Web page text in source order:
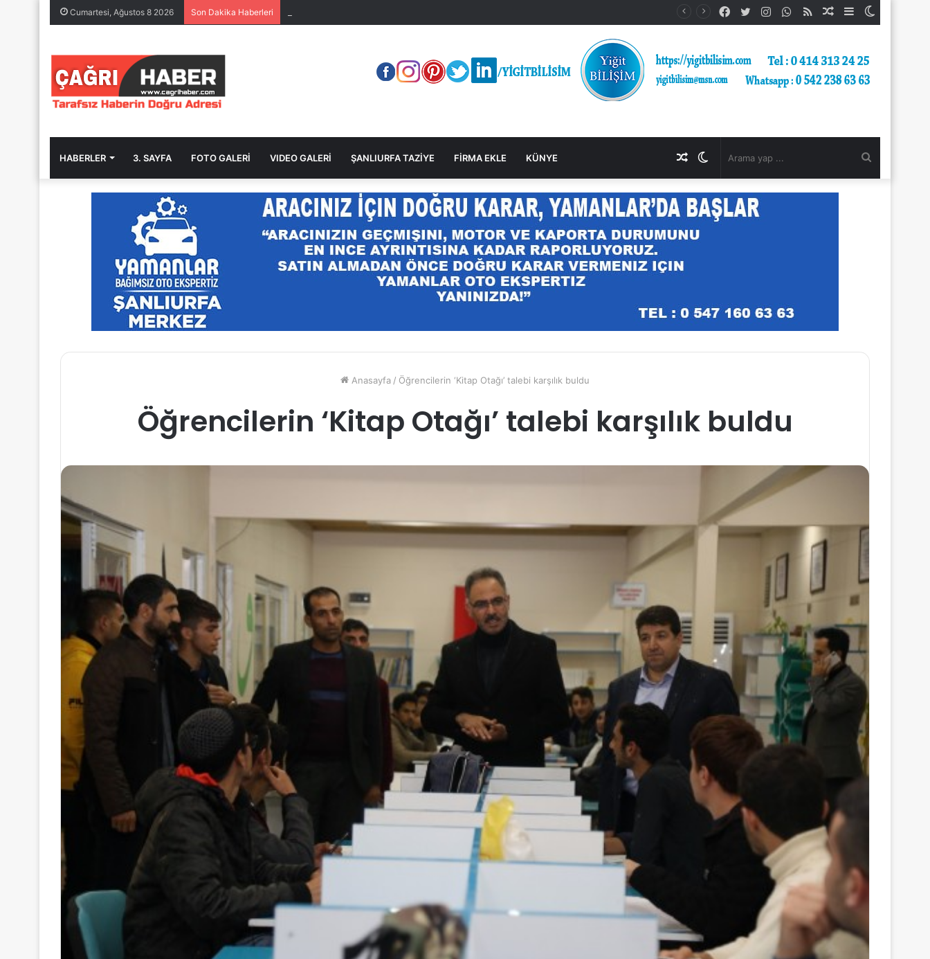
Cumartesi, Ağustos 8 2026 Son Dakika Haberleri
Kenar
Rastgele
RSS
WhatsApp
Instagram
Twitter
Facebook
HABERLER 3. SAYFA FOTO GALERİ VIDEO GALERİ ŞANLIURFA TAZİYE FİRMA EKLE KÜNYE
görünümü
Rastgele
Makale
Anasayfa / Öğrencilerin ‘Kitap Otağı’ talebi karşılık buldu
Öğrencilerin ‘Kitap Otağı’ talebi karşılık buldu